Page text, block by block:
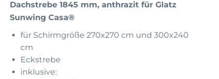
Dachstrebe 1845 mm, anthrazit für Glatz
Sunwing Casa®
für Schirmgröße 270x270 cm und 300x240
cm
Eckstrebe
inklusive: